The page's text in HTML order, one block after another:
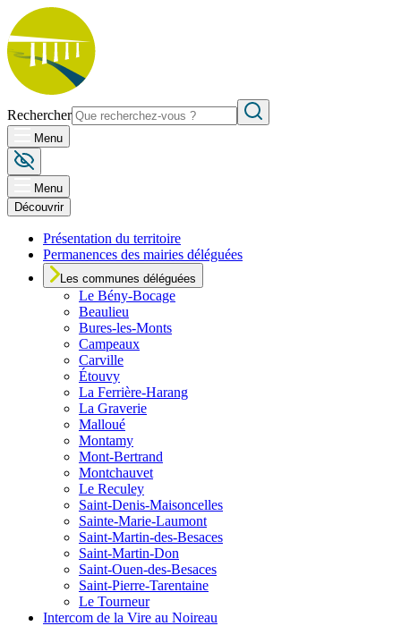
Rechercher
Menu
Menu
Découvrir
Présentation du territoire
Permanences des mairies déléguées
Les communes déléguées
Le Bény-Bocage
Beaulieu
Bures-les-Monts
Campeaux
Carville
Étouvy
La Ferrière-Harang
La Graverie
Malloué
Montamy
Mont-Bertrand
Montchauvet
Le Reculey
Saint-Denis-Maisoncelles
Sainte-Marie-Laumont
Saint-Martin-des-Besaces
Saint-Martin-Don
Saint-Ouen-des-Besaces
Saint-Pierre-Tarentaine
Le Tourneur
Intercom de la Vire au Noireau